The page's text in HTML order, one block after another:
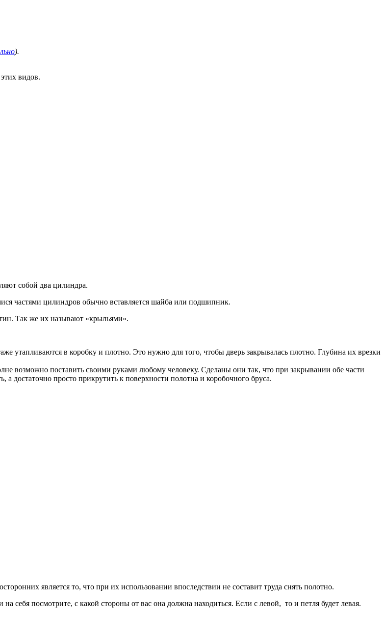
).
видов.
собой два цилиндра.
частями цилиндров обычно вставляется шайба или подшипник.
Так же их называют «крыльями».
утапливаются в коробку и плотно. Это нужно для того, чтобы дверь закрывалась плотно. Глубина их врезки
возможно поставить своими руками любому человеку. Сделаны они так, что при закрывании обе части
достаточно просто прикрутить к поверхности полотна и коробочного бруса.
является то, что при их использовании впоследствии не составит труда снять полотно.
себя посмотрите, с какой стороны от вас она должна находиться. Если с левой, то и петля будет левая.